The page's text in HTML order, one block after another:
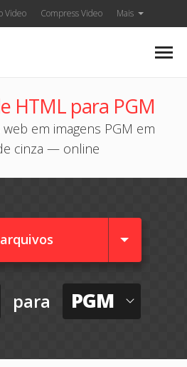
Video Compress Video Mais
HTML para PGM
em imagens PGM em
cinza — online
para PGM